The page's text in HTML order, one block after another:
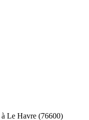
à Le Havre (76600)